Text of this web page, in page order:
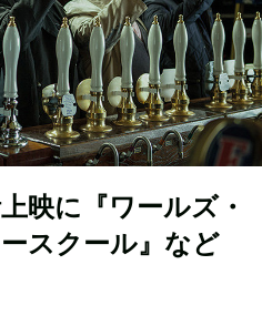
映に『ワールズ・
スクール』など